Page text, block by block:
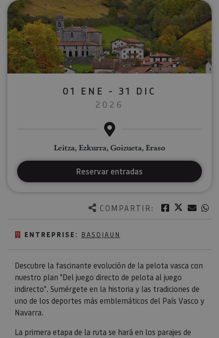
COMPARTIR: Facebook
Twitter
ENTREPRISE: BASOJAUN
Descubre la fascinante evolución de la pelota vasca con
nuestro plan "Del juego directo de pelota al juego
indirecto". Sumérgete en la historia y las tradiciones de
uno de los deportes más emblemáticos del País Vasco y
Navarra.
La primera etapa de la ruta se hará en los parajes de
01 ENE - 31 DIC
2026
Leitza, Ezkurra, Goizueta, Eraso
Reservar entradas